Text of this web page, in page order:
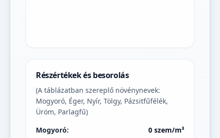
Részértékek és besorolás
(A táblázatban szereplő növénynevek:
Mogyoró, Éger, Nyír, Tölgy, Pázsitfűfélék,
Üröm, Parlagfű)
Mogyoró:
0 szem/m³